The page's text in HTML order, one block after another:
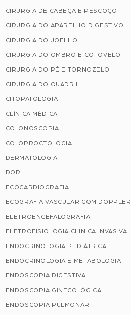
CIRURGIA DE CABEÇA E PESCOÇO
CIRURGIA DO APARELHO DIGESTIVO
CIRURGIA DO JOELHO
CIRURGIA DO OMBRO E COTOVELO
CIRURGIA DO PÉ E TORNOZELO
CIRURGIA DO QUADRIL
CITOPATOLOGIA
CLÍNICA MÉDICA
COLONOSCOPIA
COLOPROCTOLOGIA
DERMATOLOGIA
DOR
ECOCARDIOGRAFIA
ECOGRAFIA VASCULAR COM DOPPLER
ELETROENCEFALOGRAFIA
ELETROFISIOLOGIA CLINICA INVASIVA
ENDOCRINOLOGIA PEDIÁTRICA
ENDOCRINOLOGIA E METABOLOGIA
ENDOSCOPIA DIGESTIVA
ENDOSCOPIA GINECOLÓGICA
ENDOSCOPIA PULMONAR